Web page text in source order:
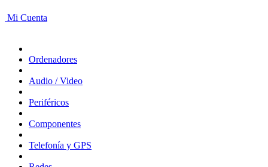
Mi Cuenta
Ordenadores
Audio / Video
Periféricos
Componentes
Telefonía y GPS